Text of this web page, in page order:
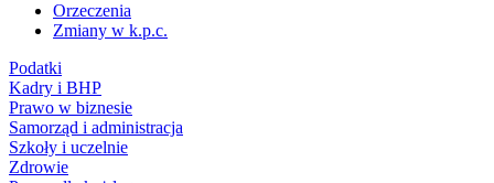
Orzeczenia
Zmiany w k.p.c.
Podatki
Kadry i BHP
Prawo w biznesie
Samorząd i administracja
Szkoły i uczelnie
Zdrowie